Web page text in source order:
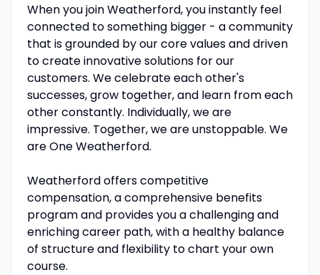
When you join Weatherford, you instantly feel
connected to something bigger - a community
that is grounded by our core values and driven
to create innovative solutions for our
customers. We celebrate each other's
successes, grow together, and learn from each
other constantly. Individually, we are
impressive. Together, we are unstoppable. We
are One Weatherford.
Weatherford offers competitive
compensation, a comprehensive benefits
program and provides you a challenging and
enriching career path, with a healthy balance
of structure and flexibility to chart your own
course.